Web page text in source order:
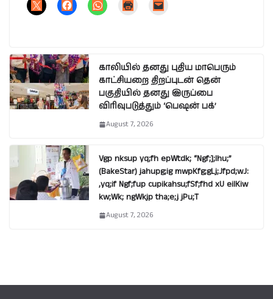
காலியில் தனது புதிய மாபெரும்
காட்சியறை திறப்புடன் தென்
பகுதியில் தனது இருப்பை
விரிவுபடுத்தும் ‘பெஷன் பக்’
August 7, 2026
Vgp nksup yq;fh epWtdk; “Ngf;];lhu;”
(BakeStar) jahupg;ig mwpKfg;gLj;Jfpd;wJ:
,yq;if Ngf;fup cupikahsu;fSf;fhd xU eilKiw
kw;Wk; ngWkjp tha;e;j jPu;T
August 7, 2026